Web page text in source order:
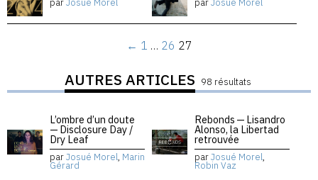
← 1 … 26 27
AUTRES ARTICLES 98 résultats
L’ombre d’un doute
— Disclosure Day /
Dry Leaf
parJosué Morel, Marin
Gérard
Rebonds — Lisandro
Alonso, la Libertad
retrouvée
parJosué Morel,
Robin Vaz